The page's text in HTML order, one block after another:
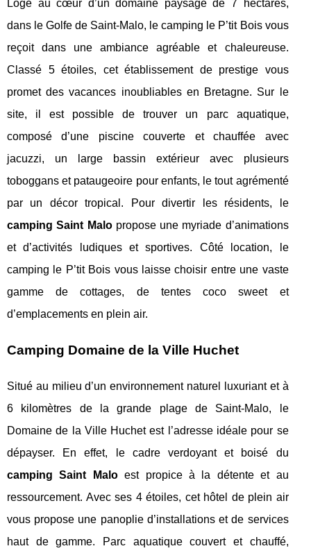
Logé au cœur d’un domaine paysagé de 7 hectares,
dans le Golfe de Saint-Malo, le camping le P’tit Bois vous
reçoit dans une ambiance agréable et chaleureuse.
Classé 5 étoiles, cet établissement de prestige vous
promet des vacances inoubliables en Bretagne. Sur le
site, il est possible de trouver un parc aquatique,
composé d’une piscine couverte et chauffée avec
jacuzzi, un large bassin extérieur avec plusieurs
toboggans et pataugeoire pour enfants, le tout agrémenté
par un décor tropical. Pour divertir les résidents, le
camping Saint Malopropose une myriade d’animations
et d’activités ludiques et sportives. Côté location, le
camping le P’tit Bois vous laisse choisir entre une vaste
gamme de cottages, de tentes coco sweet et
d’emplacements en plein air.
Camping Domaine de la Ville Huchet
Situé au milieu d’un environnement naturel luxuriant et à
6 kilomètres de la grande plage de Saint-Malo, le
Domaine de la Ville Huchet est l’adresse idéale pour se
dépayser. En effet, le cadre verdoyant et boisé du
camping Saint Maloest propice à la détente et au
ressourcement. Avec ses 4 étoiles, cet hôtel de plein air
vous propose une panoplie d’installations et de services
haut de gamme. Parc aquatique couvert et chauffé,